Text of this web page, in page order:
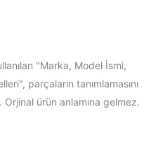
"Marka, Model İsmi,
parçaların tanımlamasını
ürün anlamına gelmez.